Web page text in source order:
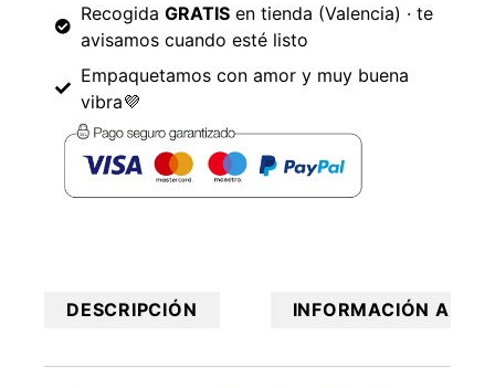
Recogida GRATISen tienda (Valencia) · te
avisamos cuando esté listo
Empaquetamos con amor y muy buena
vibra💜
DESCRIPCIÓN INFORMACIÓN